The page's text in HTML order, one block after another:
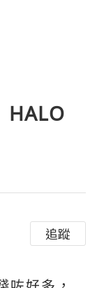
HALO
追蹤